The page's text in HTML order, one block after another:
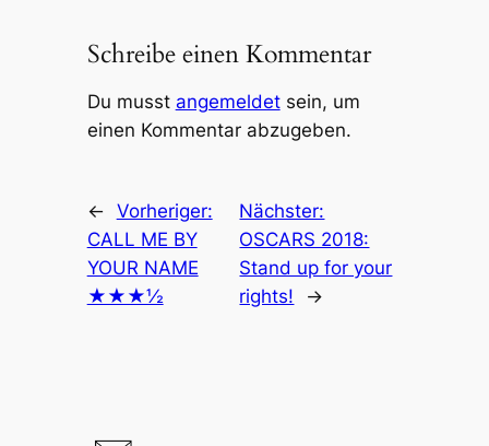
Schreibe einen Kommentar
Du musst angemeldetsein, um
einen Kommentar abzugeben.
← Vorheriger:
CALL ME BY
YOUR NAME
★★★½
Nächster:
OSCARS 2018:
Stand up for your
rights!
→